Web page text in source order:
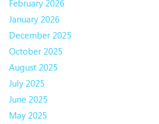
February 2026
January 2026
December 2025
October 2025
August 2025
July 2025
June 2025
May 2025